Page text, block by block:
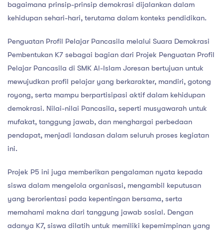
bagaimana prinsip-prinsip demokrasi dijalankan dalam
kehidupan sehari-hari, terutama dalam konteks pendidikan.
Penguatan Profil Pelajar Pancasila melalui Suara Demokrasi
Pembentukan K7 sebagai bagian dari Projek Penguatan Profil
Pelajar Pancasila di SMK Al-Islam Joresan bertujuan untuk
mewujudkan profil pelajar yang berkarakter, mandiri, gotong
royong, serta mampu berpartisipasi aktif dalam kehidupan
demokrasi. Nilai-nilai Pancasila, seperti musyawarah untuk
mufakat, tanggung jawab, dan menghargai perbedaan
pendapat, menjadi landasan dalam seluruh proses kegiatan
ini.
Projek P5 ini juga memberikan pengalaman nyata kepada
siswa dalam mengelola organisasi, mengambil keputusan
yang berorientasi pada kepentingan bersama, serta
memahami makna dari tanggung jawab sosial. Dengan
adanya K7, siswa dilatih untuk memiliki kepemimpinan yang